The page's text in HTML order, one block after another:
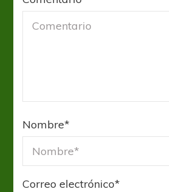
Nombre*
Correo electrónico*